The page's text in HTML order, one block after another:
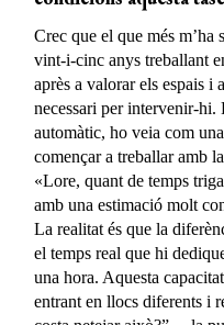
Crec que el que més m’ha
vint-i-cinc anys treballant
après a valorar els espais i
necessari per intervenir-hi.
automàtic, ho veia com
començar a treballar amb
«Lore, quant de temps
amb una estimació molt
La realitat és que la
el temps real que hi
una hora. Aquesta
entrant en llocs diferents i